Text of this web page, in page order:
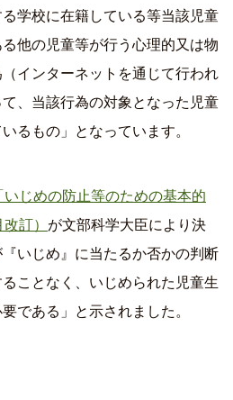
学校に在籍している等当該児童
他の児童等が行う心理的又は物
インターネットを通じて行われ
、当該行為の対象となった児童
るもの」となっています。
いじめの防止等のための基本的
訂） が文部科学大臣により決
いじめ』に当たるか否かの判断
ことなく、いじめられた児童生
である」と示されました。